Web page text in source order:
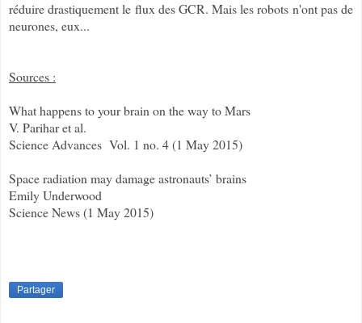
réduire drastiquement le flux des GCR. Mais les robots n'ont pas de
neurones, eux...
Sources :
What happens to your brain on the way to Mars
V. Parihar et al.
Science Advances Vol. 1 no. 4 (1 May 2015)
Space radiation may damage astronauts’ brains
Emily Underwood
Science News (1 May 2015)
Partager